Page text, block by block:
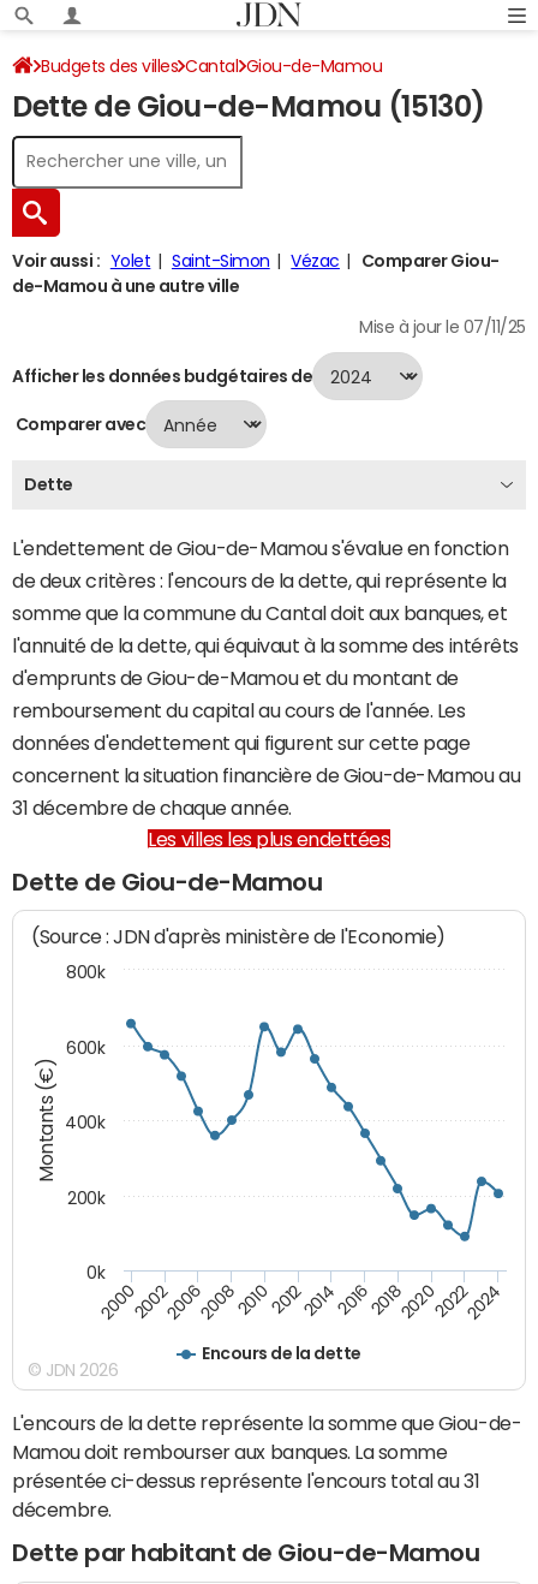
Budgets des villes Cantal Giou-de-Mamou
Dette au 31/12/2024
Dette de Giou-de-Mamou (15130)
Voir aussi : Yolet Saint-Simon Vézac
Comparer Giou-
de-Mamou à une autre ville
Mise à jour le 07/11/25
Afficher les données budgétaires de
Comparer avec
Dette
L'endettement de Giou-de-Mamou s'évalue en fonction
de deux critères : l'encours de la dette, qui représente la
somme que la commune du Cantal doit aux banques, et
l'annuité de la dette, qui équivaut à la somme des intérêts
d'emprunts de Giou-de-Mamou et du montant de
remboursement du capital au cours de l'année. Les
données d'endettement qui figurent sur cette page
concernent la situation financière de Giou-de-Mamou au
31 décembre de chaque année.
Les villes les plus endettées
Dette de Giou-de-Mamou
Montants (€)
(Source : JDN d'après ministère de l'Economie)
Encours de la dette
200020022006200820102012201420162018202020222024
0k
200k
400k
600k
800k
© JDN 2026
L'encours de la dette représente la somme que Giou-de-
Mamou doit rembourser aux banques. La somme
présentée ci-dessus représente l'encours total au 31
décembre.
Dette par habitant de Giou-de-Mamou